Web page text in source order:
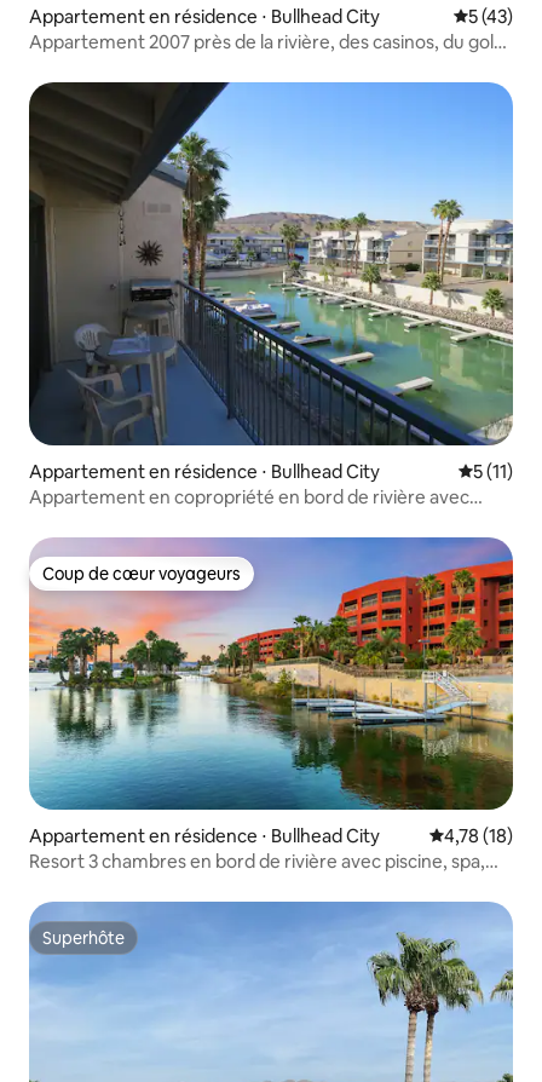
Appartement en résidence ⋅ Bullhead City
5 (43)
Appartement 2007 près de la rivière, des casinos, du golf
Appartement en résidence ⋅ Bullhead City
5 (11)
Appartement en copropriété en bord de rivière avec
Coup de cœur voyageurs
Coup de cœur voyageurs
Appartement en résidence ⋅ Bullhead City Évaluation
4,78 (18)
Resort 3 chambres en bord de rivière avec piscine, spa,
Superhôte
Superhôte